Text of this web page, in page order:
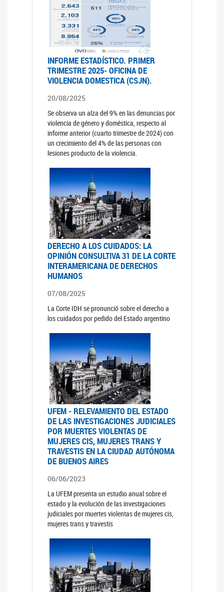
INFORME ESTADÍSTICO. PRIMER
TRIMESTRE 2025- OFICINA DE
VIOLENCIA DOMESTICA (CSJN).
20/08/2025
Se observa un alza del 9% en las denuncias por
violencia de género y doméstica, respecto al
informe anterior (cuarto trimestre de 2024) con
un crecimiento del 4% de las personas con
lesiones producto de la violencia.
DERECHO A LOS CUIDADOS: LA
OPINIÓN CONSULTIVA 31 DE LA CORTE
INTERAMERICANA DE DERECHOS
HUMANOS
07/08/2025
La Corte IDH se pronunció sobre el derecho a
los cuidados por pedido del Estado argentino
UFEM - RELEVAMIENTO DEL ESTADO
DE LAS INVESTIGACIONES JUDICIALES
POR MUERTES VIOLENTAS DE
MUJERES CIS, MUJERES TRANS Y
TRAVESTIS EN LA CIUDAD AUTÓNOMA
DE BUENOS AIRES
06/06/2023
La UFEM presenta un estudio anual sobre el
estado y la evolución de las investigaciones
judiciales por muertes violentas de mujeres cis,
mujeres trans y travestis